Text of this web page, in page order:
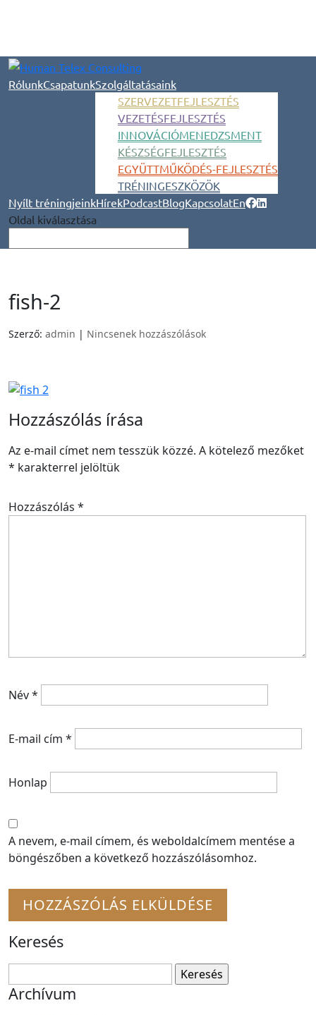
RólunkCsapatunkSzolgáltatásaink
SZERVEZETFEJLESZTÉS
VEZETÉSFEJLESZTÉS
INNOVÁCIÓMENEDZSMENT
KÉSZSÉGFEJLESZTÉS
EGYÜTTMŰKÖDÉS-FEJLESZTÉS
TRÉNINGESZKÖZÖK
Nyílt tréningjeinkHírekPodcastBlogKapcsolatEn
Oldal kiválasztása
fish-2
Szerző: admin | Nincsenek hozzászólások
Hozzászólás írása
Az e-mail címet nem tesszük közzé. A kötelező mezőket
* karakterrel jelöltük
Hozzászólás *
Név*
E-mail cím *
Honlap
A nevem, e-mail címem, és weboldalcímem mentése a
böngészőben a következő hozzászólásomhoz.
Keresés
Archívum